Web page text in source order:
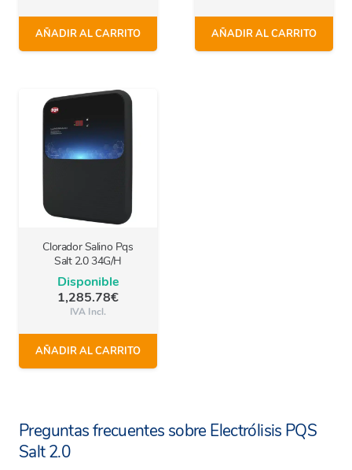
AÑADIR AL CARRITO AÑADIR AL CARRITO
Clorador Salino Pqs
Salt 2.0 34G/H
Disponible
1,285.78€
IVA Incl.
AÑADIR AL CARRITO
Preguntas frecuentes sobre Electrólisis PQS
Salt 2.0